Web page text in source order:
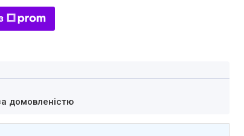
домовленістю